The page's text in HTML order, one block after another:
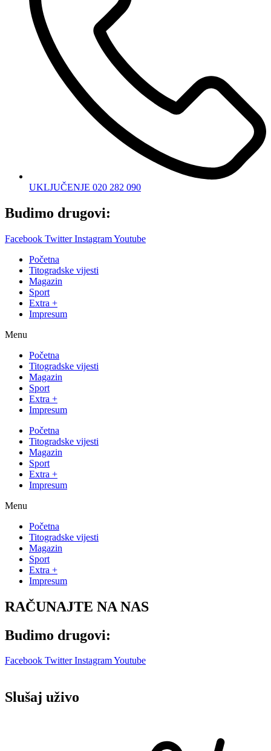
UKLJUČENJE 020 282 090
Budimo drugovi:
Facebook Twitter InstagramYoutube
Početna
Titogradske vijesti
Magazin
Sport
Extra +
Impresum
Menu
Početna
Titogradske vijesti
Magazin
Sport
Extra +
Impresum
Početna
Titogradske vijesti
Magazin
Sport
Extra +
Impresum
Menu
Početna
Titogradske vijesti
Magazin
Sport
Extra +
Impresum
RAČUNAJTE NA NAS
Budimo drugovi:
Facebook Twitter InstagramYoutube
Slušaj uživo